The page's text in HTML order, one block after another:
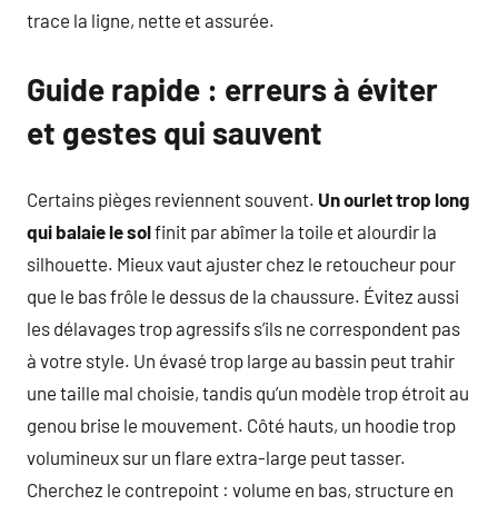
trace la ligne, nette et assurée.
Guide rapide : erreurs à éviter
et gestes qui sauvent
Certains pièges reviennent souvent. Un ourlet trop long
qui balaie le solfinit par abîmer la toile et alourdir la
silhouette. Mieux vaut ajuster chez le retoucheur pour
que le bas frôle le dessus de la chaussure. Évitez aussi
les délavages trop agressifs s’ils ne correspondent pas
à votre style. Un évasé trop large au bassin peut trahir
une taille mal choisie, tandis qu’un modèle trop étroit au
genou brise le mouvement. Côté hauts, un hoodie trop
volumineux sur un flare extra-large peut tasser.
Cherchez le contrepoint : volume en bas, structure en